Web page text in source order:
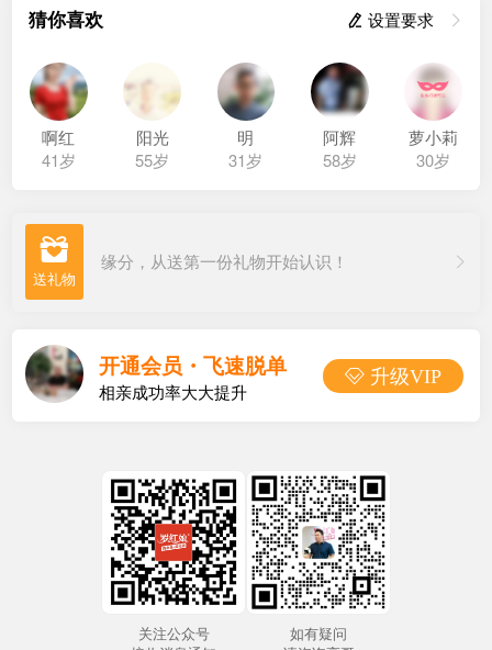
猜你喜欢  设置要求
啊红
41岁
阳光
55岁
明
31岁
阿辉
58岁
萝小莉
30岁
 缘分，从送第一份礼物开始认识！
开通会员・飞速脱单
相亲成功率大大提升
 升级VIP
关注公众号
如有疑问